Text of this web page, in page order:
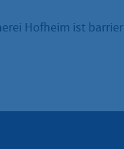
Hofheim ist